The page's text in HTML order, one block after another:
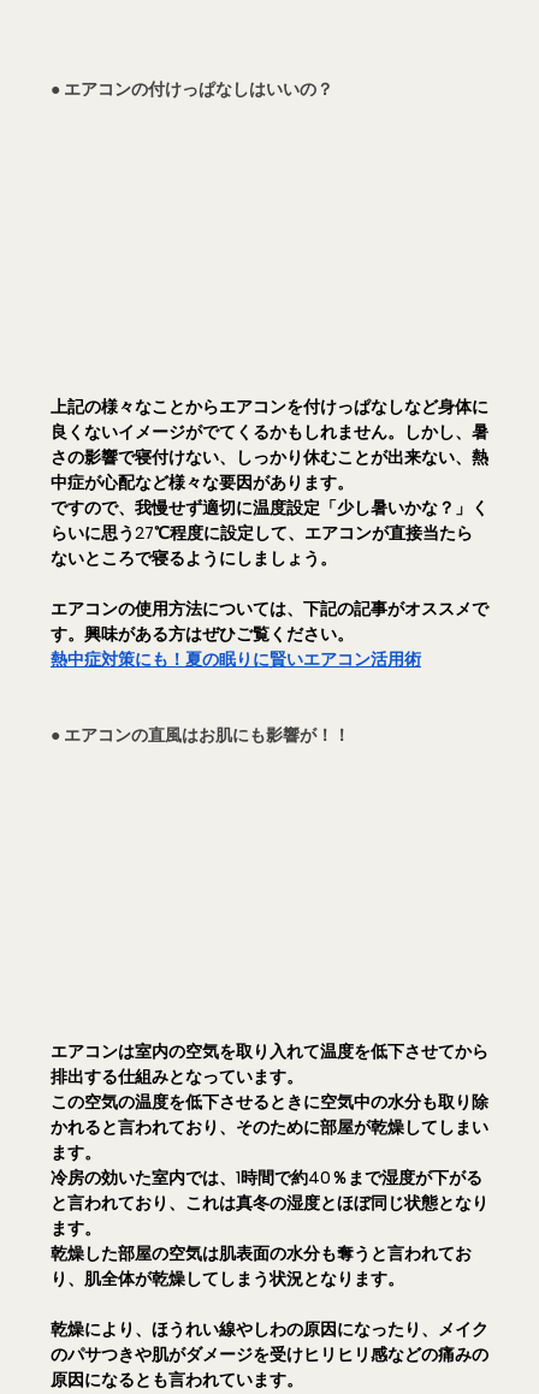
● エアコンの付けっぱなしはいいの？
上記の様々なことからエアコンを付けっぱなしなど身体に
良くないイメージがでてくるかもしれません。しかし、暑
さの影響で寝付けない、しっかり休むことが出来ない、熱
中症が心配など様々な要因があります。
ですので、我慢せず適切に温度設定「少し暑いかな？」く
らいに思う27℃程度に設定して、エアコンが直接当たら
ないところで寝るようにしましょう。
エアコンの使用方法については、下記の記事がオススメで
す。興味がある方はぜひご覧ください。
熱中症対策にも！夏の眠りに賢いエアコン活用術
● エアコンの直風はお肌にも影響が！！
エアコンは室内の空気を取り入れて温度を低下させてから
排出する仕組みとなっています。
この空気の温度を低下させるときに空気中の水分も取り除
かれると言われており、そのために部屋が乾燥してしまい
ます。
冷房の効いた室内では、1時間で約40％まで湿度が下がる
と言われており、これは真冬の湿度とほぼ同じ状態となり
ます。
乾燥した部屋の空気は肌表面の水分も奪うと言われてお
り、肌全体が乾燥してしまう状況となります。
乾燥により、ほうれい線やしわの原因になったり、メイク
のパサつきや肌がダメージを受けヒリヒリ感などの痛みの
原因になるとも言われています。